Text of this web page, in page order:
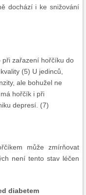
dochází i ke snižování
při zařazení hořčíku do
(5) U jedinců,
ale bohužel ne
hořčík i při
depresí. (7)
může zmírňovat
není tento stav léčen
diabetem